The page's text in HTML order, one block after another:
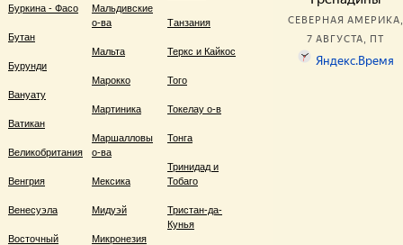
Буркина - Фасо
Бутан
Бурунди
Вануату
Ватикан
Великобритания
Венгрия
Венесуэла
Восточный
Мальдивские
о-ва
Мальта
Марокко
Мартиника
Маршалловы
о-ва
Мексика
Мидуэй
Микронезия
Танзания
Теркс и Кайкос
Того
Токелау о-в
Тонга
Тринидад и
Тобаго
Тристан-да-
Кунья